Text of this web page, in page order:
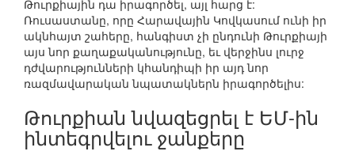
Թուրքիային դա իրագործել, այլ հարց է:
Ռուսաստանը, որը Հարավային Կովկասում ունի իր
ակնհայտ շահերը, հանգիստ չի ընդունի Թուրքիայի
այս նոր քաղաքականությունը, եւ վերջինս լուրջ
դժվարությունների կհանդիպի իր այդ նոր
ռազմավարական նպատակներն իրագործելիս:
Թուրքիան նվազեցրել է ԵՄ-ին
ինտեգրվելու ջանքերը